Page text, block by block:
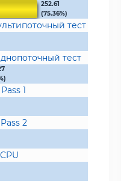
252.61
(75.36%)
тест
тест
1
2